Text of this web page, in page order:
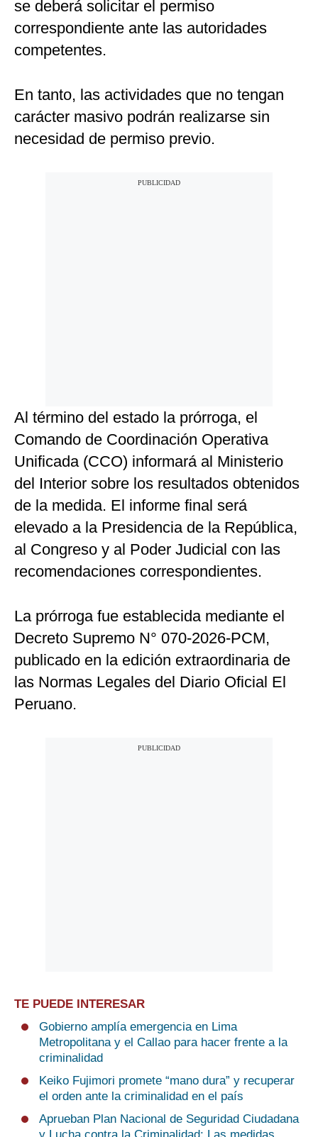
se deberá solicitar el permiso
correspondiente ante las autoridades
competentes.
En tanto, las actividades que no tengan
carácter masivo podrán realizarse sin
necesidad de permiso previo.
Al término del estado la prórroga, el
Comando de Coordinación Operativa
Unificada (CCO) informará al Ministerio
del Interior sobre los resultados obtenidos
de la medida. El informe final será
elevado a la Presidencia de la República,
al Congreso y al Poder Judicial con las
recomendaciones correspondientes.
La prórroga fue establecida mediante el
Decreto Supremo N° 070-2026-PCM,
publicado en la edición extraordinaria de
las Normas Legales del Diario Oficial El
Peruano.
TE PUEDE INTERESAR
Gobierno amplía emergencia en Lima
Metropolitana y el Callao para hacer frente a la
criminalidad
Keiko Fujimori promete “mano dura” y recuperar
el orden ante la criminalidad en el país
Aprueban Plan Nacional de Seguridad Ciudadana